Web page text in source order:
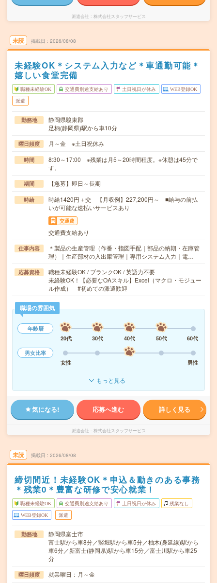
派遣会社 株式会社スタッフサービス
未読 掲載日 2026/08/08
未経験OK＊システム入力など＊車通勤可能＊
嬉しい食堂完備
職種未経験OK 交通費別途支給あり 土日祝日が休み WEB登録OK
派遣
勤務地
静岡県駿東郡
足柄(静岡県)駅から車10分
曜日頻度 月～金 ※土日祝休み
時間
8:30～17:00 ※残業は月5～20時間程度。※休憩は45分で
す。
期間 【急募】即日～長期
時給
時給1420円＋交 【月収例】227,200円～ ■給与の前払
いが可能な速払いサービスあり
交通費
交通費支給あり
仕事内容
＊製品の生産管理（作番・指図手配｜部品の納期・在庫管
理）｜生産部材の入出庫管理｜専用システム入力｜電…
応募資格
職種未経験OK / ブランクOK / 英語力不要
未経験OK！【必要なOAスキル】Excel（マクロ・モジュー
ル作成） #初めての派遣歓迎
職場の雰囲気
年齢層
20代
30代 40代 50代
60代
男女比率
女性
男性
もっと見る
気になる! 応募へ進む 詳しく見る
派遣会社 株式会社スタッフサービス
未読 掲載日 2026/08/08
締切間近！未経験OK＊申込＆動きのある事務
＊残業0＊豊富な研修で安心就業！
職種未経験OK 交通費別途支給あり 土日祝日が休み 残業なし
WEB登録OK 派遣
勤務地
静岡県富士市
富士駅から車8分／竪堀駅から車5分／柚木(身延線)駅から
車6分／新富士(静岡県)駅から車15分／富士川駅から車25
分
曜日頻度 就業曜日：月～金